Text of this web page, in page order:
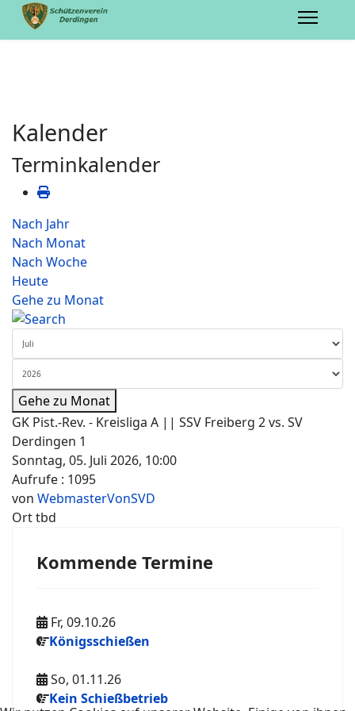
Kalender
Terminkalender
Nach Jahr
Nach Monat
Nach Woche
Heute
Gehe zu Monat
Gehe zu Monat
GK Pist.-Rev. - Kreisliga A || SSV Freiberg 2 vs. SV
Derdingen 1
Sonntag, 05. Juli 2026, 10:00
Aufrufe : 1095
von WebmasterVonSVD
Orttbd
Kommende Termine
Fr, 09.10.26
Königsschießen
So, 01.11.26
Kein Schießbetrieb